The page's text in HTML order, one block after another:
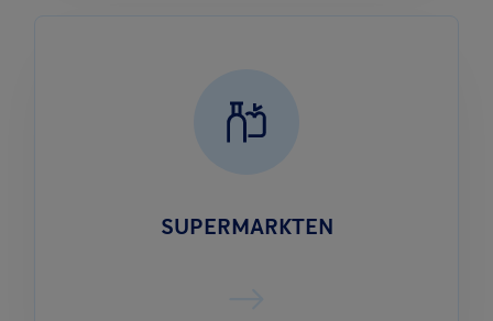
SUPERMARKTEN